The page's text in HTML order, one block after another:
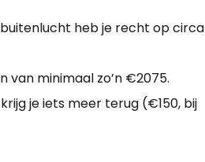
heb je recht op circa
van minimaal zo’n €2075.
je iets meer terug (€150, bij